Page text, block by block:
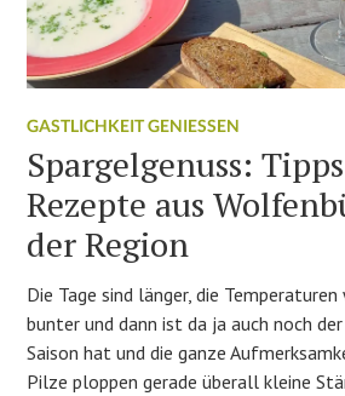
GASTLICHKEIT GENIESSEN
Spargelgenuss:
Rezepte aus
der Region
Die Tage sind länger, die
bunter und dann ist da ja auch noch
Saison hat und die ganze
Pilze ploppen gerade überall kleine